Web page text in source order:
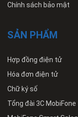
Chính sách bảo mật
SẢN PHẨM
Hợp đồng điện tử
Hóa đơn điện tử
Chữ ký số
Tổng đài 3C MobiFone